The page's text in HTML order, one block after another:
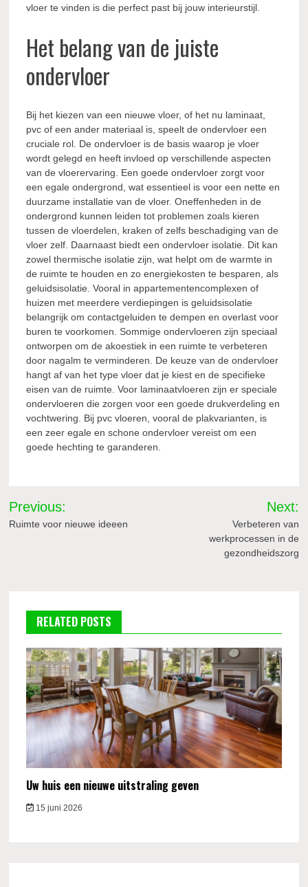
vloer te vinden is die perfect past bij jouw interieurstijl.
Het belang van de juiste
ondervloer
Bij het kiezen van een nieuwe vloer, of het nu laminaat,
pvc of een ander materiaal is, speelt de ondervloer een
cruciale rol. De ondervloer is de basis waarop je vloer
wordt gelegd en heeft invloed op verschillende aspecten
van de vloerervaring. Een goede ondervloer zorgt voor
een egale ondergrond, wat essentieel is voor een nette en
duurzame installatie van de vloer. Oneffenheden in de
ondergrond kunnen leiden tot problemen zoals kieren
tussen de vloerdelen, kraken of zelfs beschadiging van de
vloer zelf. Daarnaast biedt een ondervloer isolatie. Dit kan
zowel thermische isolatie zijn, wat helpt om de warmte in
de ruimte te houden en zo energiekosten te besparen, als
geluidsisolatie. Vooral in appartementencomplexen of
huizen met meerdere verdiepingen is geluidsisolatie
belangrijk om contactgeluiden te dempen en overlast voor
buren te voorkomen. Sommige ondervloeren zijn speciaal
ontworpen om de akoestiek in een ruimte te verbeteren
door nagalm te verminderen. De keuze van de ondervloer
hangt af van het type vloer dat je kiest en de specifieke
eisen van de ruimte. Voor laminaatvloeren zijn er speciale
ondervloeren die zorgen voor een goede drukverdeling en
vochtwering. Bij pvc vloeren, vooral de plakvarianten, is
een zeer egale en schone ondervloer vereist om een
goede hechting te garanderen.
Bericht
navigatie
Previous:
Ruimte voor nieuwe ideeen
Next:
Verbeteren van
werkprocessen in de
gezondheidszorg
RELATED POSTS
Uw huis een nieuwe uitstraling geven
15 juni 2026